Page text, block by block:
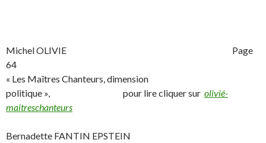
Michel OLIVIE Page
64
« Les Maîtres Chanteurs, dimension
politique », pour lire cliquer sur olivié-
maitreschanteurs
Bernadette FANTIN EPSTEIN